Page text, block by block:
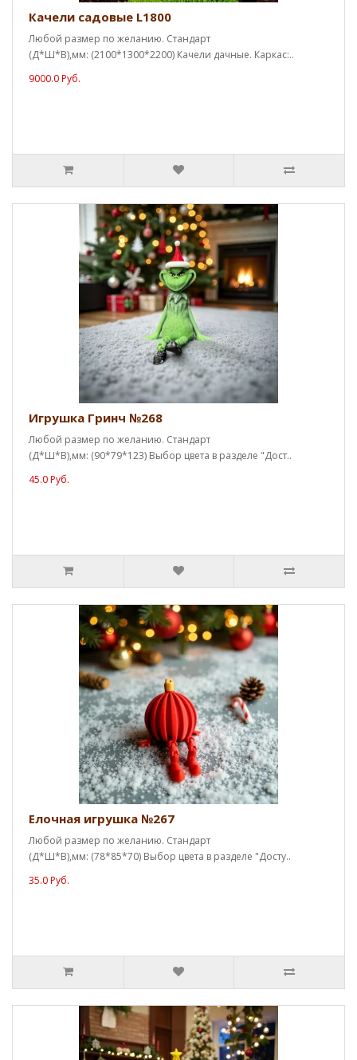
Качели садовые L1800
Любой размер по желанию. Стандарт
(Д*Ш*В),мм: (2100*1300*2200) Качели дачные. Каркас:..
9000.0 Руб.
Игрушка Гринч №268
Любой размер по желанию. Стандарт
(Д*Ш*В),мм: (90*79*123) Выбор цвета в разделе "Дост..
45.0 Руб.
Елочная игрушка №267
Любой размер по желанию. Стандарт
(Д*Ш*В),мм: (78*85*70) Выбор цвета в разделе "Досту..
35.0 Руб.